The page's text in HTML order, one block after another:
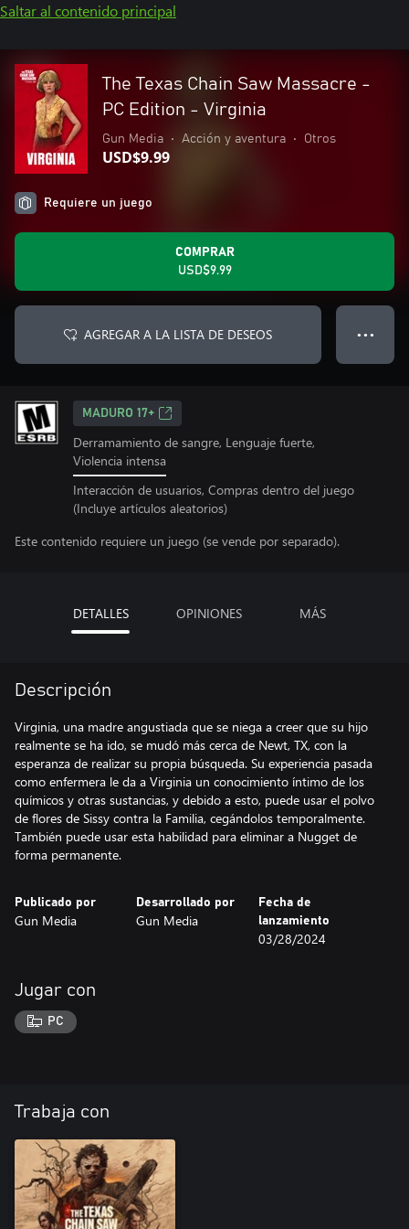
Saltar al contenido principal
The Texas Chain Saw Massacre -
PC Edition - Virginia
Gun Media • Acción y aventura • Otros
USD$9.99
Requiere un juego
COMPRAR
USD$9.99
AGREGAR A LA LISTA DE DESEOS ● ● ●
MADURO 17+
Derramamiento de sangre, Lenguaje fuerte,
Violencia intensa
Interacción de usuarios, Compras dentro del juego
(Incluye artículos aleatorios)
Este contenido requiere un juego (se vende por separado).
DETALLES OPINIONES MÁS
Descripción
Virginia, una madre angustiada que se niega a creer que su hijo
realmente se ha ido, se mudó más cerca de Newt, TX, con la
esperanza de realizar su propia búsqueda. Su experiencia pasada
como enfermera le da a Virginia un conocimiento íntimo de los
químicos y otras sustancias, y debido a esto, puede usar el polvo
de flores de Sissy contra la Familia, cegándolos temporalmente.
También puede usar esta habilidad para eliminar a Nugget de
forma permanente.
Publicado por
Gun Media
Desarrollado por
Gun Media
Fecha de
lanzamiento
03/28/2024
Jugar con
PC
Trabaja con